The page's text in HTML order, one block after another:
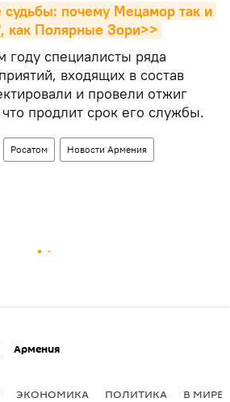
судьбы: почему Мецамор так и
как Полярные Зори>>
году специалисты ряда
входящих в состав
и провели отжиг
продлит срок его службы.
Росатом Новости Армения
Армения
ЭКОНОМИКА ПОЛИТИКА В МИРЕ